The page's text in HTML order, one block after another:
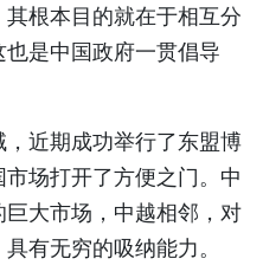
根本目的就在于相互分
是中国政府一贯倡导
近期成功举行了东盟博
场打开了方便之门。中
大市场，中越相邻，对
有无穷的吸纳能力。